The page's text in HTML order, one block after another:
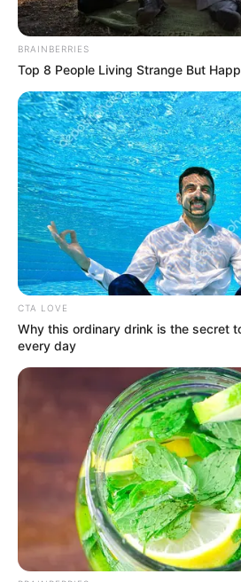
BRAINBERRIES
Top 8 People Living Strange But
CTA LOVE
Why this ordinary drink is the secret
every day